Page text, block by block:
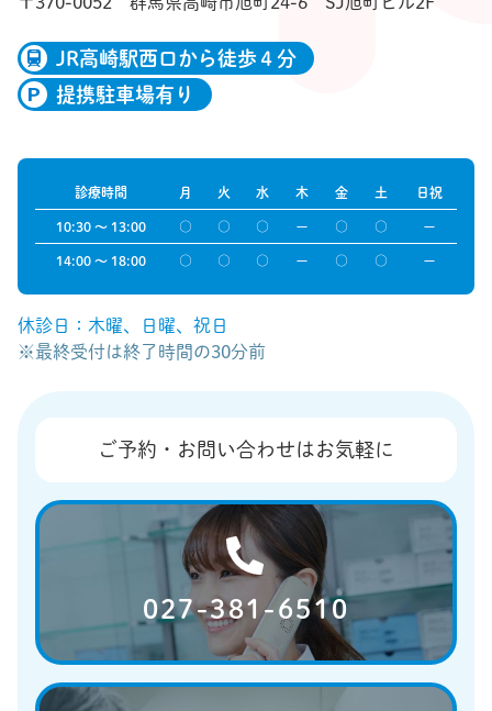
JR高崎駅西口から徒歩４分
提携駐車場有り
診療時間 月 火 水 木 金 土 日祝
10:30 〜 13:00 ○ ○ ○ ー ○ ○ ー
14:00 〜 18:00 ○ ○ ○ ー ○ ○ ー
休診日：木曜、日曜、祝日
※最終受付は終了時間の30分前
ご予約・お問い合わせはお気軽に
027-381-6510